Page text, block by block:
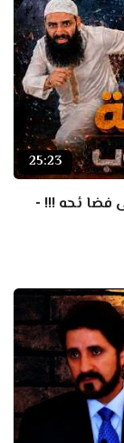
25:23
ئحه !!! -